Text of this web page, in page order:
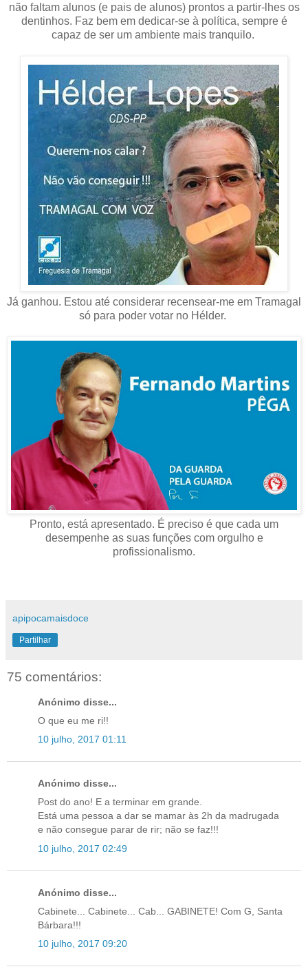
não faltam alunos (e pais de alunos) prontos a partir-lhes os
dentinhos. Faz bem em dedicar-se à política, sempre é
capaz de ser um ambiente mais tranquilo.
Já ganhou. Estou até considerar recensear-me em Tramagal
só para poder votar no Hélder.
Pronto, está apresentado. É preciso é que cada um
desempenhe as suas funções com orgulho e
profissionalismo.
apipocamaisdoce
Partilhar
75 comentários:
Anónimo disse...
O que eu me ri!!
10 julho, 2017 01:11
Anónimo disse...
Post do ano! E a terminar em grande.
Está uma pessoa a dar se mamar às 2h da madrugada
e não consegue parar de rir; não se faz!!!
10 julho, 2017 02:49
Anónimo disse...
Cabinete... Cabinete... Cab... GABINETE! Com G, Santa
Bárbara!!!
10 julho, 2017 09:20